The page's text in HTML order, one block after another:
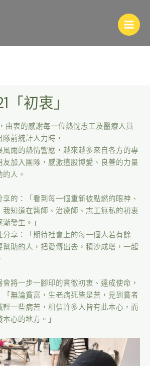
「初衷」
由衷的感謝每一位熱忱志工及醫療人員
前統計人力時，
雨的熱情響應，越來越多來自各方的專
友加入團隊，感激這股博愛、良善的力量
人。
的：「看到每一個重新被點燃的眼神、
知道在醫師、治療師、志工無私的初衷
發生。」
享：「期待社會上的每一個人若有餘
幫助的人，把愛傳出去，積沙成塔，一起
將一步一腳印的貫徹初衷、達成使命，
「無論貧富，生老病死皆是苦，見到貧者
輕一些病苦，相信許多人皆有此本心，而
心的地方。」